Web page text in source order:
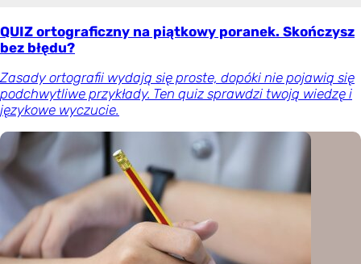
QUIZ ortograficzny na piątkowy poranek. Skończysz
bez błędu?
Zasady ortografii wydają się proste, dopóki nie pojawią się
podchwytliwe przykłady. Ten quiz sprawdzi twoją wiedzę i
językowe wyczucie.